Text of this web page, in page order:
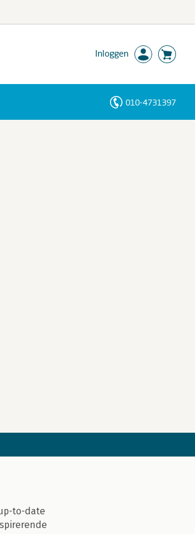
Inloggen
010-4731397
to-date